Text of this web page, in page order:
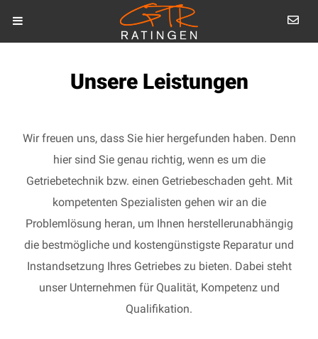
Unsere Leistungen
Wir freuen uns, dass Sie hier hergefunden haben. Denn
hier sind Sie genau richtig, wenn es um die
Getriebetechnik bzw. einen Getriebeschaden geht. Mit
kompetenten Spezialisten gehen wir an die
Problemlösung heran, um Ihnen herstellerunabhängig
die bestmögliche und kostengünstigste Reparatur und
Instandsetzung Ihres Getriebes zu bieten. Dabei steht
unser Unternehmen für Qualität, Kompetenz und
Qualifikation.